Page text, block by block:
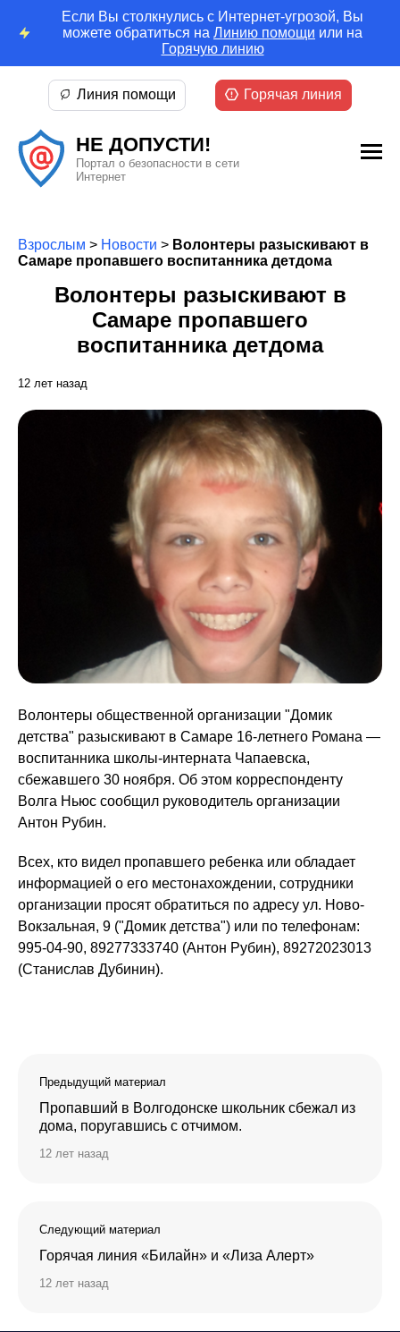
Если Вы столкнулись с Интернет-угрозой, Вы
можете обратиться на Линию помощи или на
Горячую линию
НЕ ДОПУСТИ!
Портал о безопасности в сети
Интернет
Линия помощи Горячая линия
Взрослым > Новости > Волонтеры разыскивают в
Самаре пропавшего воспитанника детдома
Волонтеры разыскивают в
Самаре пропавшего
воспитанника детдома
12 лет назад
Волонтеры общественной организации "Домик
детства" разыскивают в Самаре 16-летнего Романа —
воспитанника школы-интерната Чапаевска,
сбежавшего 30 ноября. Об этом корреспонденту
Волга Ньюс сообщил руководитель организации
Антон Рубин.
Всех, кто видел пропавшего ребенка или обладает
информацией о его местонахождении, сотрудники
организации просят обратиться по адресу ул. Ново-
Вокзальная, 9 ("Домик детства") или по телефонам:
995-04-90, 89277333740 (Антон Рубин), 89272023013
(Станислав Дубинин).
Предыдущий материал
Пропавший в Волгодонске школьник сбежал из
дома, поругавшись с отчимом.
12 лет назад
Следующий материал
Горячая линия «Билайн» и «Лиза Алерт»
12 лет назад